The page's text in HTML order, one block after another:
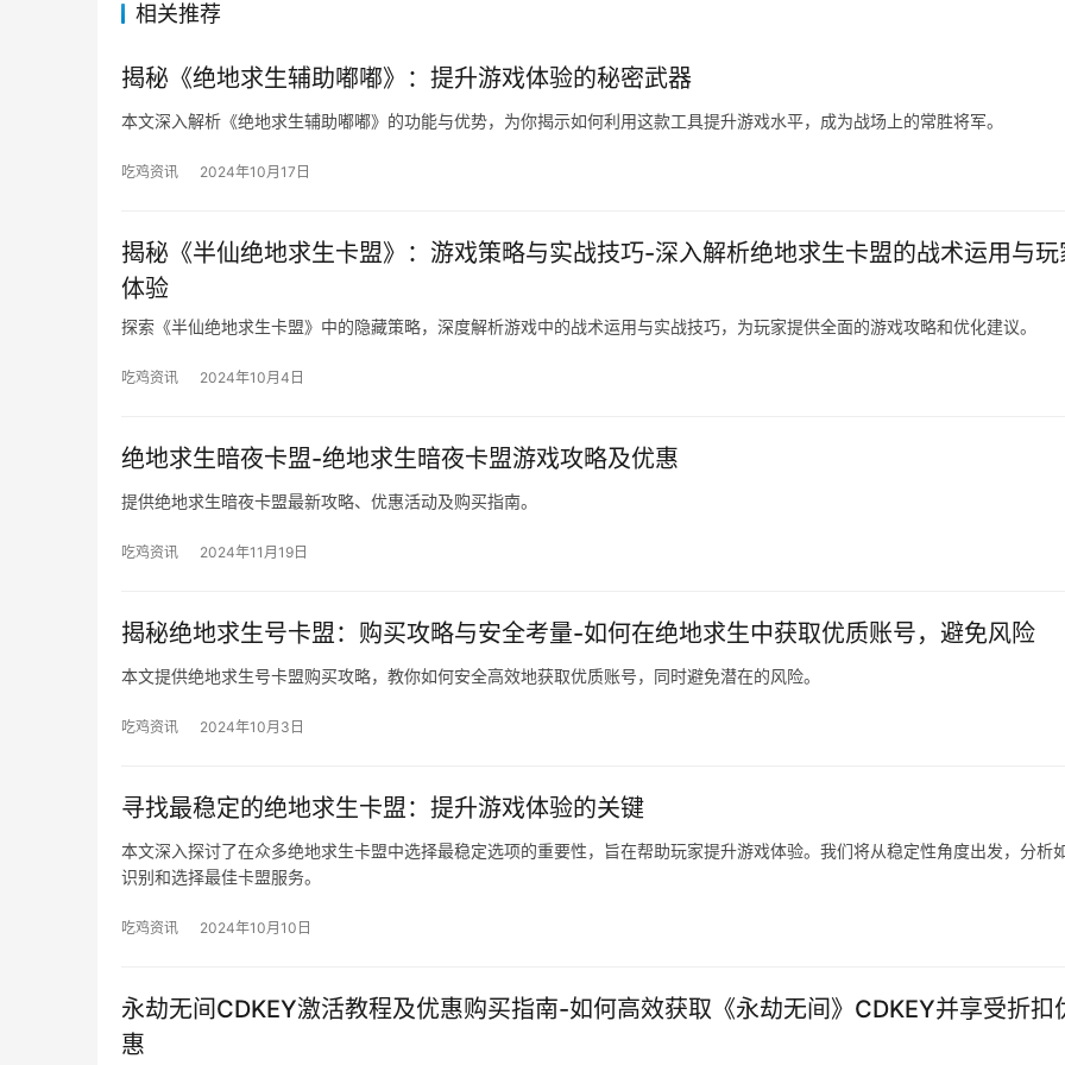
相关推荐
揭秘《绝地求生辅助嘟嘟》：提升游戏体验的秘密武器
本文深入解析《绝地求生辅助嘟嘟》的功能与优势，为你揭示如何利用这款工具提升游戏水平，成为战场上的常胜将军。
吃鸡资讯 2024年10月17日
揭秘《半仙绝地求生卡盟》：游戏策略与实战技巧-深入解析绝地求生卡盟的战术运用与玩
体验
探索《半仙绝地求生卡盟》中的隐藏策略，深度解析游戏中的战术运用与实战技巧，为玩家提供全面的游戏攻略和优化建议。
吃鸡资讯 2024年10月4日
绝地求生暗夜卡盟-绝地求生暗夜卡盟游戏攻略及优惠
提供绝地求生暗夜卡盟最新攻略、优惠活动及购买指南。
吃鸡资讯 2024年11月19日
揭秘绝地求生号卡盟：购买攻略与安全考量-如何在绝地求生中获取优质账号，避免风险
本文提供绝地求生号卡盟购买攻略，教你如何安全高效地获取优质账号，同时避免潜在的风险。
吃鸡资讯 2024年10月3日
寻找最稳定的绝地求生卡盟：提升游戏体验的关键
本文深入探讨了在众多绝地求生卡盟中选择最稳定选项的重要性，旨在帮助玩家提升游戏体验。我们将从稳定性角度出发，分析
识别和选择最佳卡盟服务。
吃鸡资讯 2024年10月10日
永劫无间CDKEY激活教程及优惠购买指南-如何高效获取《永劫无间》CDKEY并享受折扣
惠